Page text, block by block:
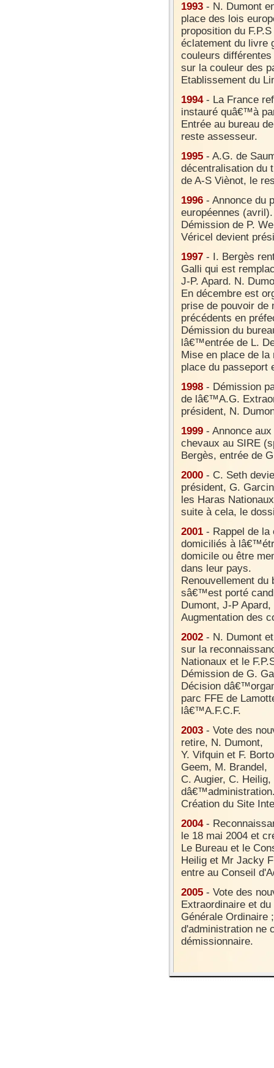
1993 - N. Dumont
place des lois
proposition du
éclatement du livre
couleurs
sur la couleur des
Etablissement du
1994- La France
instauré quâ€™à
Entrée au bureau
reste assesseur.
1995 - A.G. de
décentralisation du
de A-S Viènot, le
1996 - Annonce du
européennes (avril).
Démission de P.
Véricel devient
1997 - I. Bergès
Galli qui est
J-P. Apard. N.
En décembre est
prise de pouvoir de
précédents en
Démission du
lâ€™entrée de L.
Mise en place de la
place du passeport
1998 - Démission
de lâ€™A.G.
président, N.
1999 - Annonce
chevaux au SIRE
Bergès, entrée de
2000 - C. Seth
président, G.
les Haras
suite à cela, le
2001 - Rappel de la
domiciliés à
domicile ou être
dans leur pays.
Renouvellement du
sâ€™est porté
Dumont, J-P
Augmentation des
2002 - N. Dumont
sur la
Nationaux et le
Démission de G.
Décision
parc FFE de
lâ€™A.F.C.F.
2003 - Vote des
retire, N. Dumont,
Y. Vifquin et F.
Geem, M. Brandel,
C. Augier, C.
Création du Site
2004-
le 18 mai 2004 et
Le Bureau et le
Heilig et Mr Jacky
entre au Conseil
2005 - Vote des
Extraordinaire et
Générale Ordinaire
d'administration ne
démissionnaire.